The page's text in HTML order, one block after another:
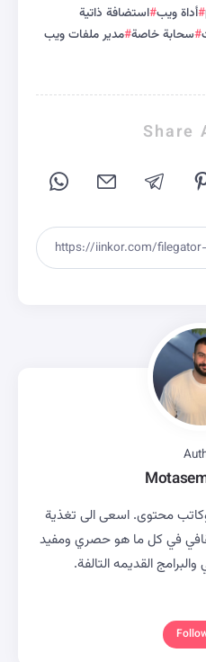
أداة ويب استضافة ذاتية
سحابة خاصة مدير ملفات ويب
Share
محتوى. اسعى الى تغذية
في كل ما هو حصري ومفيد
القديمه التالفة.